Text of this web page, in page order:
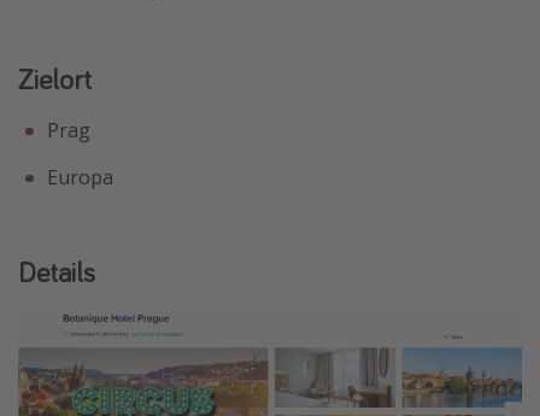
Zielort
Prag
Europa
Details